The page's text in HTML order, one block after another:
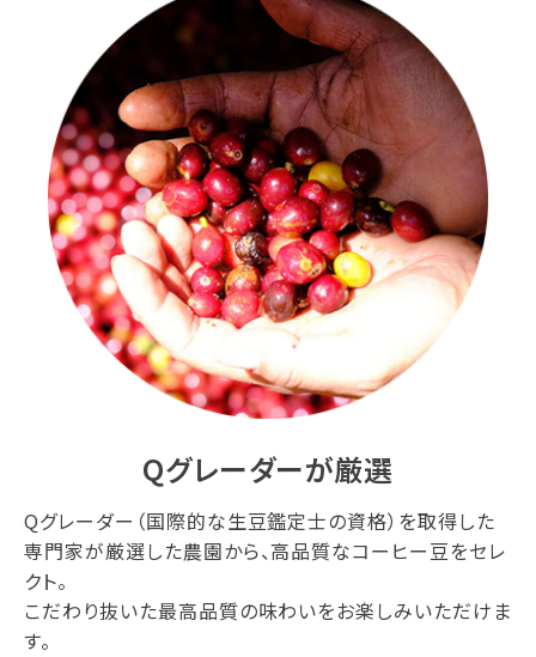
Qグレーダーが厳選
Qグレーダー（国際的な生豆鑑定士の資格）を取得した
専門家が厳選した農園から、高品質なコーヒー豆をセレ
クト。
こだわり抜いた最高品質の味わいをお楽しみいただけま
す。